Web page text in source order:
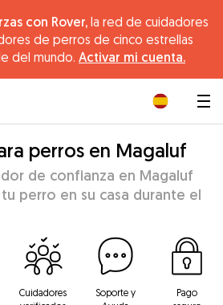
con Rover, la red de cuidadores
de perros de cinco estrellas
del mundo. Activar mi cuenta.
perros en Magaluf
de confianza en Magaluf
perro en su casa durante el
Cuidadores
Soporte y
Pago